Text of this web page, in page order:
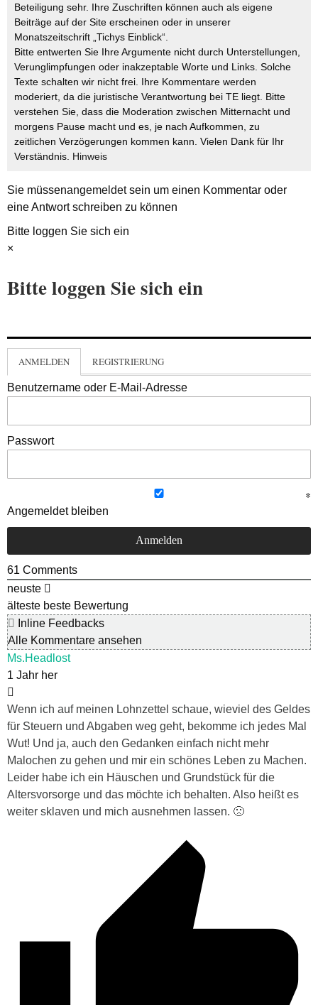
Beteiligung sehr. Ihre Zuschriften können auch als eigene
Beiträge auf der Site erscheinen oder in unserer
Monatszeitschrift „Tichys Einblick“.
Bitte entwerten Sie Ihre Argumente nicht durch Unterstellungen,
Verunglimpfungen oder inakzeptable Worte und Links. Solche
Texte schalten wir nicht frei. Ihre Kommentare werden
moderiert, da die juristische Verantwortung bei TE liegt. Bitte
verstehen Sie, dass die Moderation zwischen Mitternacht und
morgens Pause macht und es, je nach Aufkommen, zu
zeitlichen Verzögerungen kommen kann. Vielen Dank für Ihr
Verständnis. Hinweis
Sie müssenangemeldetsein um einen Kommentar oder
eine Antwort schreiben zu können
Bitte loggen Sie sich ein
×
Bitte loggen Sie sich ein
ANMELDEN REGISTRIERUNG
Benutzername oder E-Mail-Adresse
Passwort
Angemeldet bleiben
61 Comments
neuste
älteste beste Bewertung
Inline Feedbacks
Alle Kommentare ansehen
Ms.Headlost
1 Jahr her
Wenn ich auf meinen Lohnzettel schaue, wieviel des Geldes
für Steuern und Abgaben weg geht, bekomme ich jedes Mal
Wut! Und ja, auch den Gedanken einfach nicht mehr
Malochen zu gehen und mir ein schönes Leben zu Machen.
Leider habe ich ein Häuschen und Grundstück für die
Altersvorsorge und das möchte ich behalten. Also heißt es
weiter sklaven und mich ausnehmen lassen. 🙁